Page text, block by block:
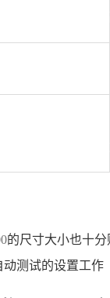
的尺寸大小也十
动测试的设置工作